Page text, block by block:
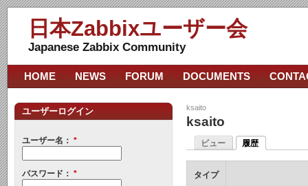
日本Zabbixユーザー会
Japanese Zabbix Community
ksaito
ksaito
ビュー 履歴
タイプ
HOME NEWS FORUM DOCUMENTS
ユーザーログイン
ユーザー名： *
パスワード： *